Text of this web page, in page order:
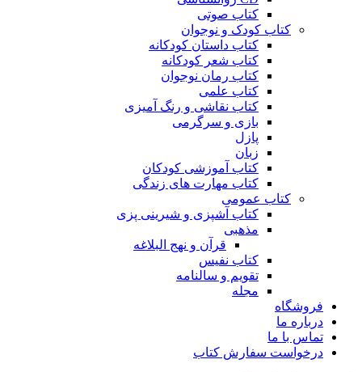
کتاب صوتی
کتاب کودک و نوجوان
کتاب داستان کودکانه
کتاب شعر کودکانه
کتاب رمان نوجوان
کتاب علمی
کتاب نقاشی و رنگ آمیزی
بازی و سرگرمی
پازل
زبان
کتاب آموزشی کودکان
کتاب مهارت های زندگی
کتاب عمومی
کتاب آشپزی و شیرینی پزی
مذهبی
قرآن و نهج البلاغه
کتاب نفیس
تقویم و سالنامه
مجله
فروشگاه
درباره ما
تماس با ما
درخواست سفارش کتاب